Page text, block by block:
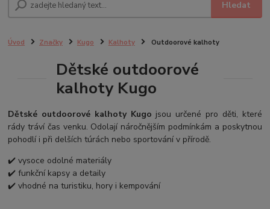
Hledat
Úvod Značky Kugo Kalhoty Outdoorové kalhoty
Dětské outdoorové
kalhoty Kugo
Dětské outdoorové kalhoty Kugo jsou určené pro děti, které
rády tráví čas venku. Odolají náročnějším podmínkám a poskytnou
pohodlí i při delších túrách nebo sportování v přírodě.
✔️ vysoce odolné materiály
✔️ funkční kapsy a detaily
✔️ vhodné na turistiku, hory i kempování